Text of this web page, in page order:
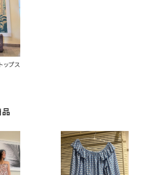
ップス